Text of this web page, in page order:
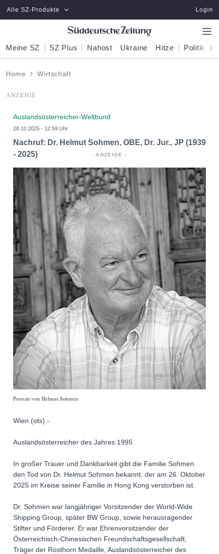
Zum Hauptinhalt springen
Alle SZ-Produkte Login
Meine SZ SZ Plus Nahost Ukraine Hitze Politik
Home Wirtschaft
ANZEIGE
Auslandsösterreicher-Weltbund
28.10.2025 - 12:59 Uhr
Nachruf: Dr. Helmut Sohmen, OBE, Dr. Jur., JP (1939
- 2025)
Portrait von Helmut Sohmen
Wien (ots) -
Auslandsösterreicher des Jahres 1995
In großer Trauer und Dankbarkeit gibt die Familie Sohmen
den Tod von Dr. Helmut Sohmen bekannt, der am 26. Oktober
2025 im Kreise seiner Familie in Hong Kong verstorben ist.
Dr. Sohmen war langjähriger Vorsitzender der World-Wide
Shipping Group, später BW Group, sowie herausragender
Stifter und Förderer. Er war Ehrenvorsitzender der
Österreichisch-Chinesischen Freundschaftsgesellschaft,
Träger der Rosthorn Medaille, Auslandsösterreicher des